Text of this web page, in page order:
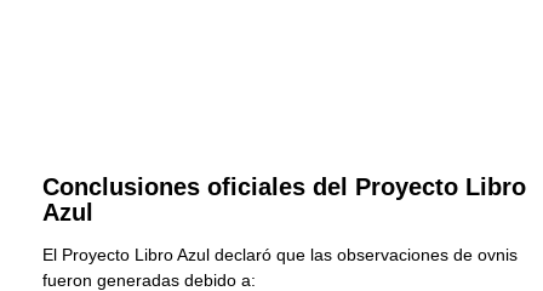
Conclusiones oficiales del Proyecto Libro
Azul
El Proyecto Libro Azul declaró que las observaciones de ovnis
fueron generadas debido a: